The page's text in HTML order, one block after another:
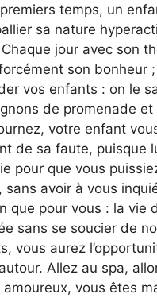
temps, un
sa nature
jour avec son
son bonheur ;
vos enfants : on le
de promenade
votre enfant
de sa faute, puisque
pour que vous
sans avoir à vous
que pour vous : la
sans se soucier de
vous aurez
Allez au spa,
vous êtes